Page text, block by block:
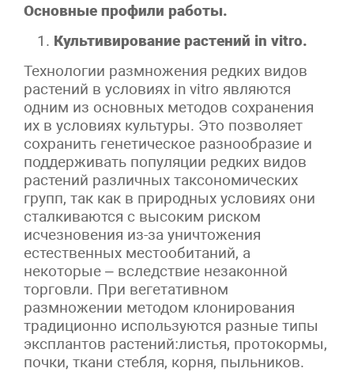
Основные профили работы.
Культивирование растений in vitro.
Технологии размножения редких видов
растений в условиях in vitro являются
одним из основных методов сохранения
их в условиях культуры. Это позволяет
сохранить генетическое разнообразие и
поддерживать популяции редких видов
растений различных таксономических
групп, так как в природных условиях они
сталкиваются с высоким риском
исчезновения из-за уничтожения
естественных местообитаний, а
некоторые – вследствие незаконной
торговли. При вегетативном
размножении методом клонирования
традиционно используются разные типы
эксплантов растений׃ листья, протокормы,
почки, ткани стебля, корня, пыльников.